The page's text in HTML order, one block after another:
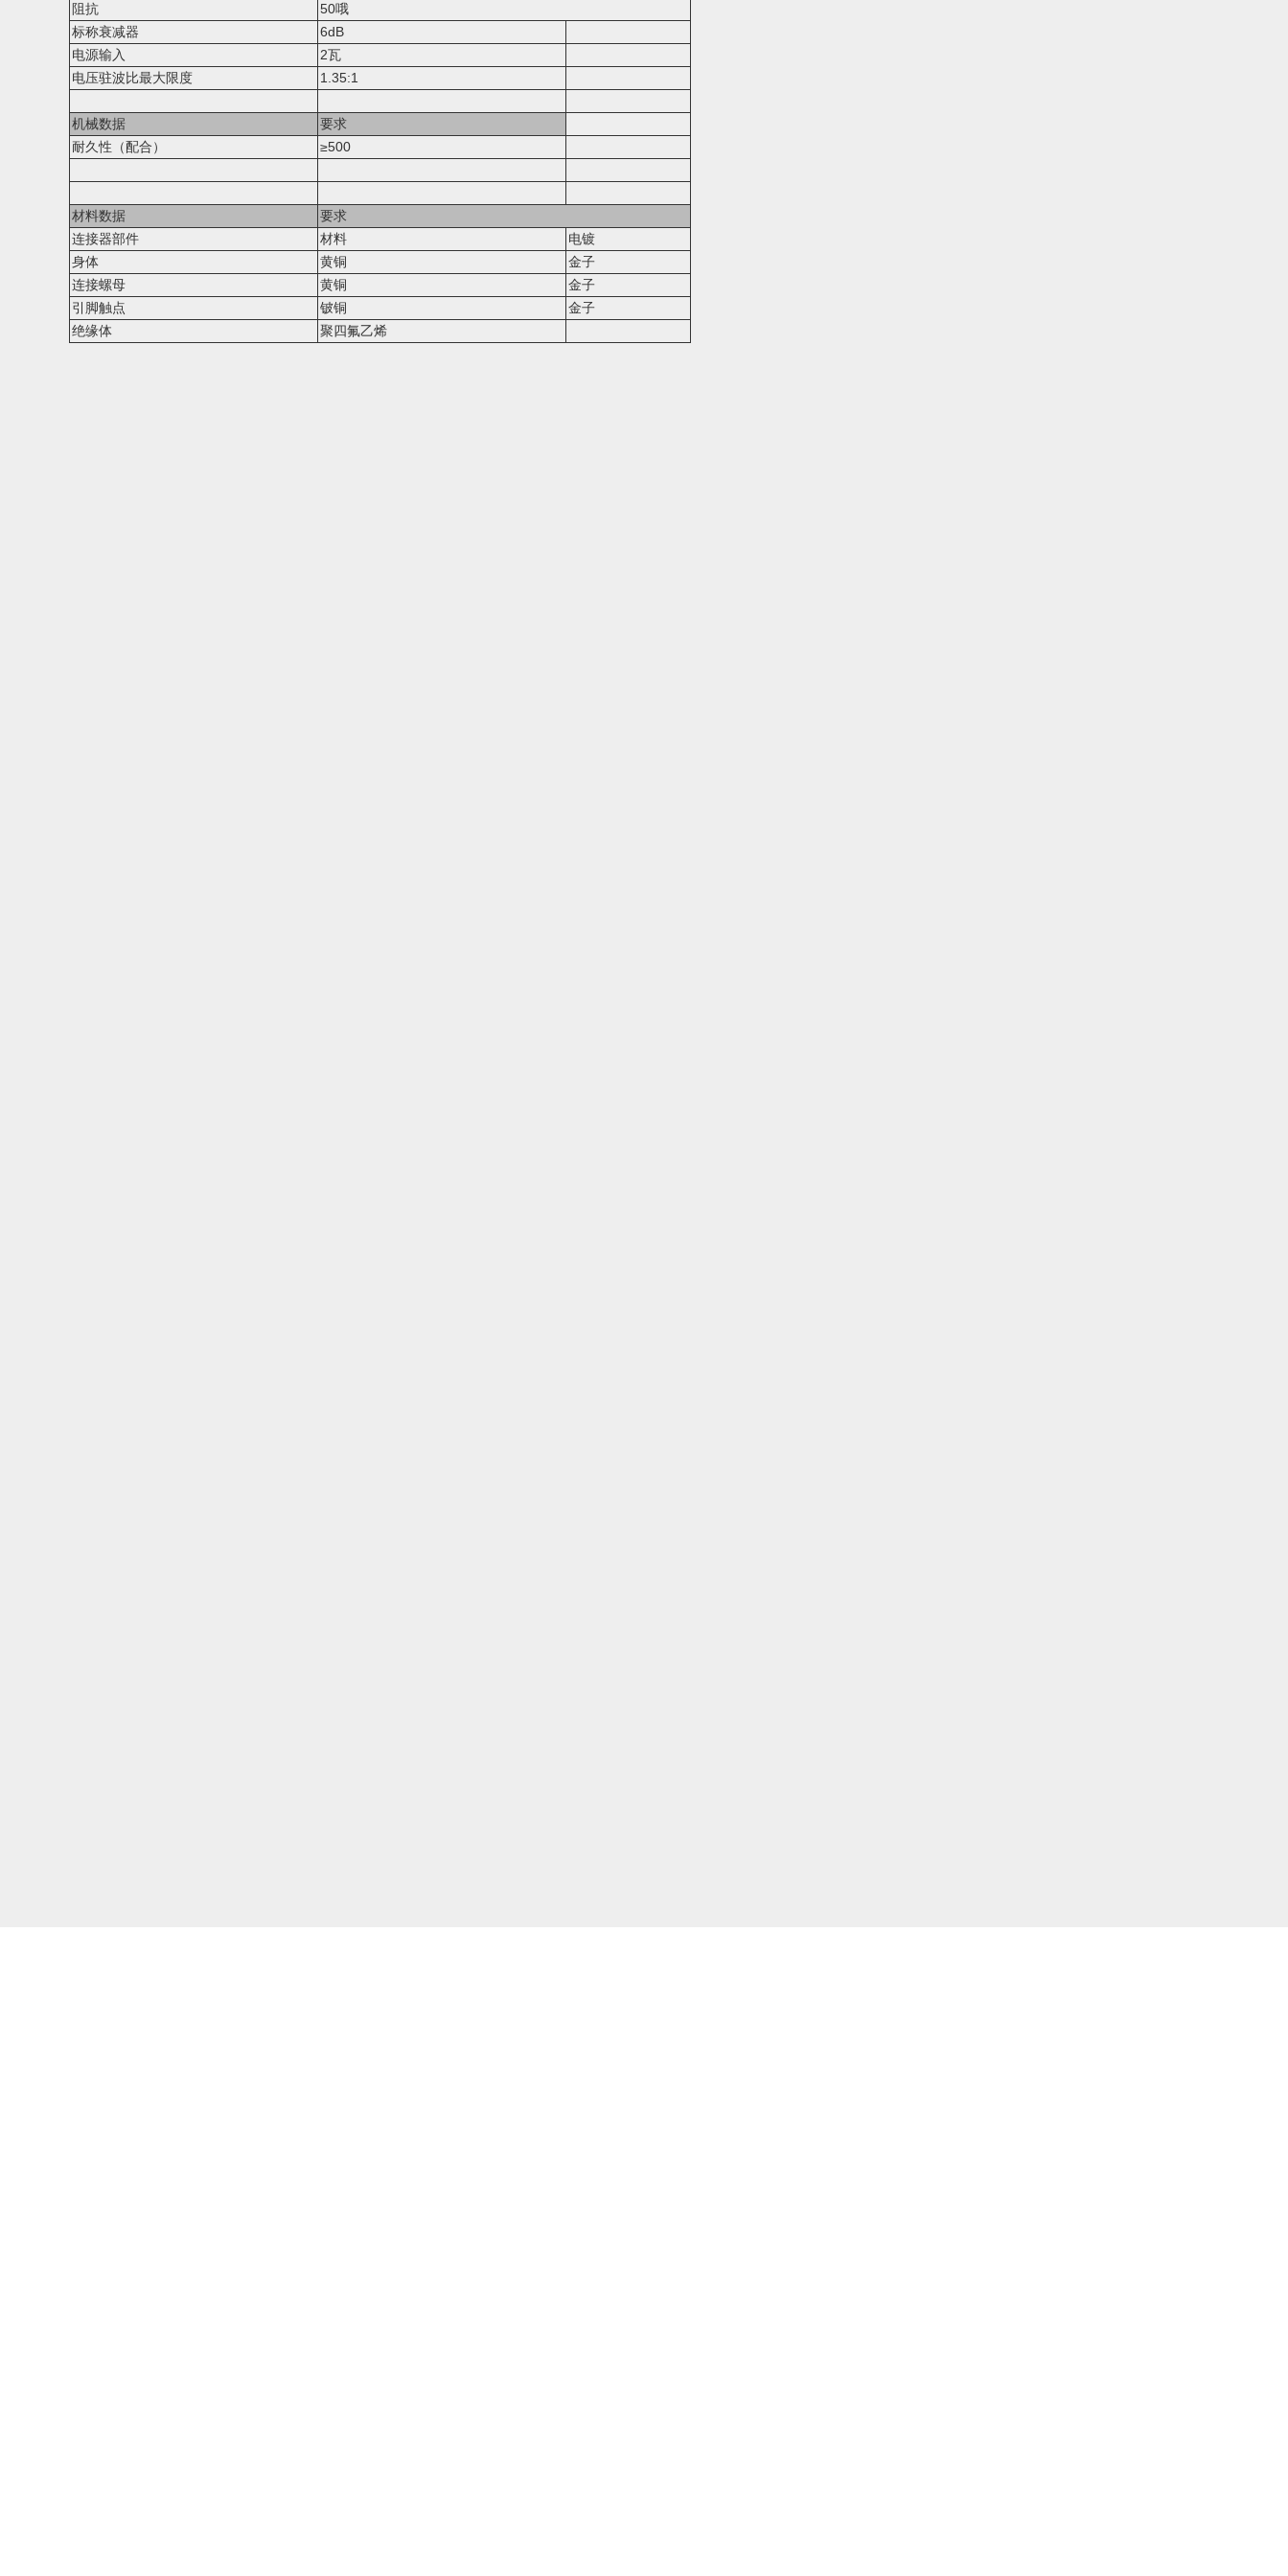
阻抗 50哦
标称衰减器
6dB
电源输入
2瓦
电压驻波比最大限度 1.35:1
机械数据
要求
耐久性（配合）
≥500
材料数据
要求
连接器部件
材料
电镀
身体
黄铜
金子
连接螺母
黄铜
金子
引脚触点
铍铜
金子
绝缘体
聚四氟乙烯